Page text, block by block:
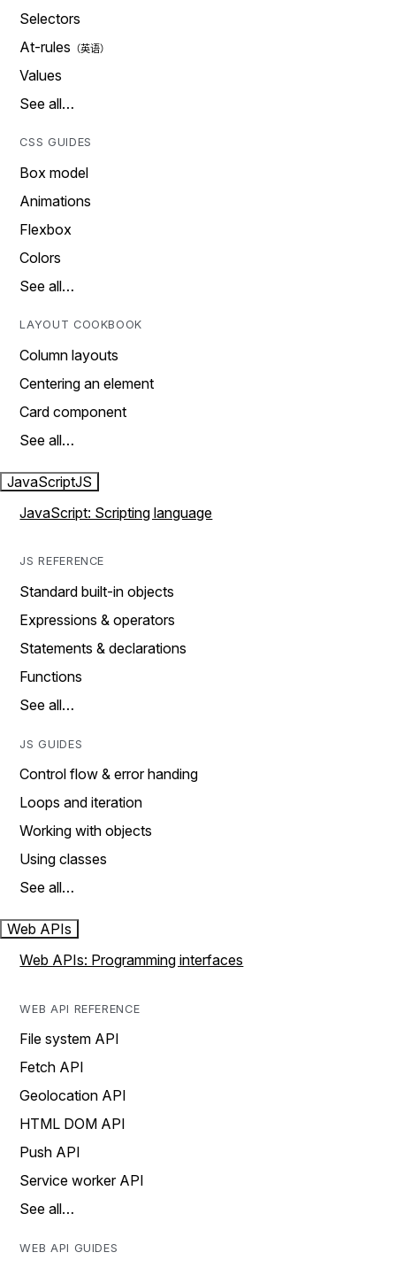
Selectors
At-rules
Values
See all…
CSS GUIDES
Box model
Animations
Flexbox
Colors
See all…
LAYOUT COOKBOOK
Column layouts
Centering an element
Card component
See all…
JavaScriptJS
JavaScript: Scripting language
JS REFERENCE
Standard built-in objects
Expressions & operators
Statements & declarations
Functions
See all…
JS GUIDES
Control flow & error handing
Loops and iteration
Working with objects
Using classes
See all…
Web APIs
Web APIs: Programming interfaces
WEB API REFERENCE
File system API
Fetch API
Geolocation API
HTML DOM API
Push API
Service worker API
See all…
WEB API GUIDES